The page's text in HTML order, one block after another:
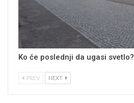
Ko će poslednji da ugasi svetlo?
PREV NEXT